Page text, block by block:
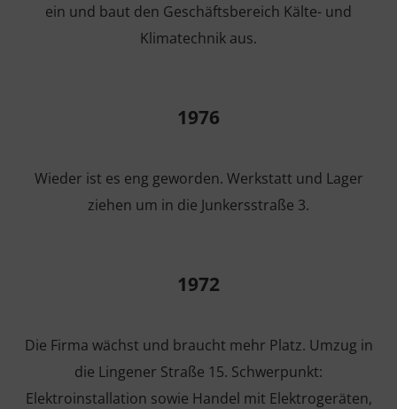
ein und baut den Geschäftsbereich Kälte- und
Klimatechnik aus.
1976
Wieder ist es eng geworden. Werkstatt und Lager
ziehen um in die Junkersstraße 3.
1972
Die Firma wächst und braucht mehr Platz. Umzug in
die Lingener Straße 15. Schwerpunkt:
Elektroinstallation sowie Handel mit Elektrogeräten,